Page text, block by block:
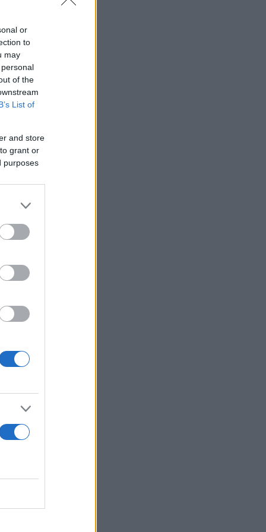
or
to
may
of the
List of
and store
grant or
purposes